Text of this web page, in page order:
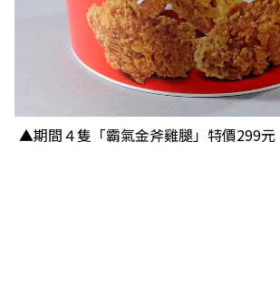
▲期間４隻「霸氣金斧雞腿」特價299元